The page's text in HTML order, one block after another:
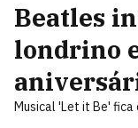
Beatles
londrino
Musical 'Let it Be' fica